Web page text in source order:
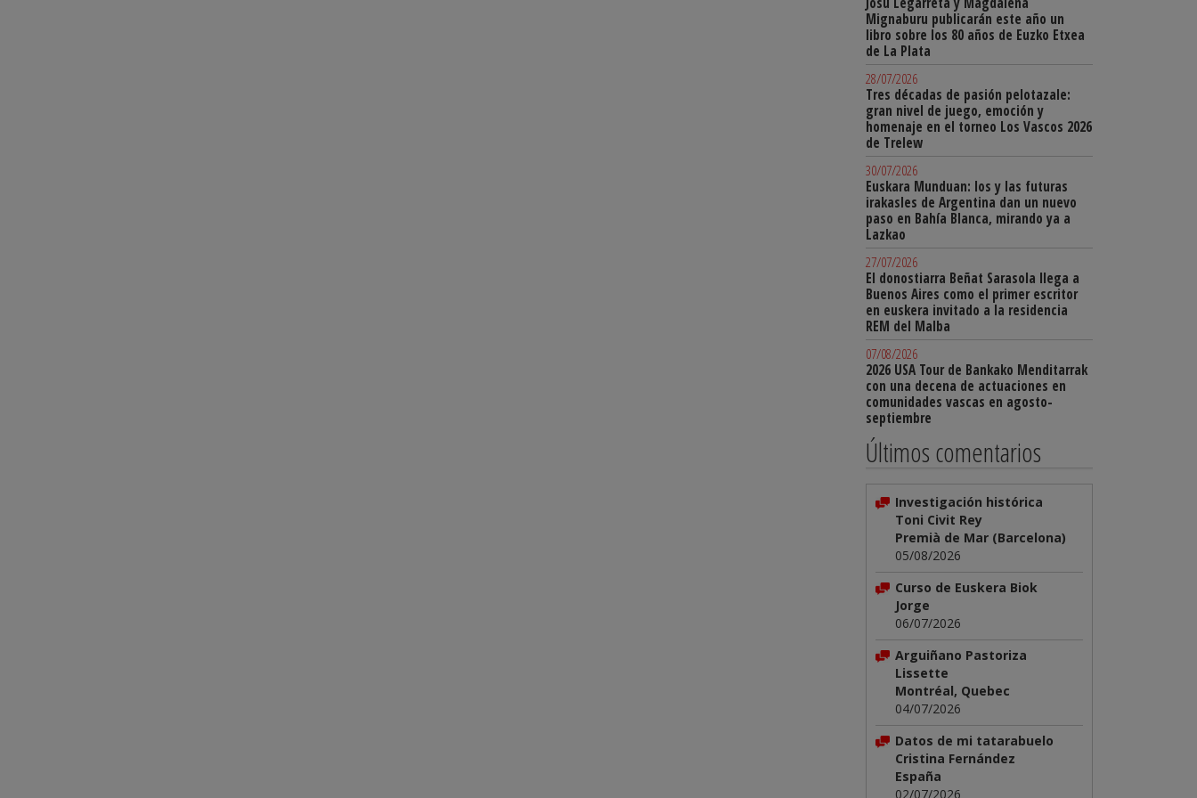
Mignaburu publicarán este año un
libro sobre los 80 años de Euzko Etxea
de La Plata
28/07/2026
Tres décadas de pasión pelotazale:
gran nivel de juego, emoción y
homenaje en el torneo Los Vascos 2026
de Trelew
30/07/2026
Euskara Munduan: los y las futuras
irakasles de Argentina dan un nuevo
paso en Bahía Blanca, mirando ya a
Lazkao
27/07/2026
El donostiarra Beñat Sarasola llega a
Buenos Aires como el primer escritor
en euskera invitado a la residencia
REM del Malba
07/08/2026
2026 USA Tour de Bankako Menditarrak
con una decena de actuaciones en
comunidades vascas en agosto-
septiembre
Últimos comentarios
Investigación histórica
Toni Civit Rey
Premià de Mar (Barcelona)
05/08/2026
Curso de Euskera Biok
Jorge
06/07/2026
Arguiñano Pastoriza
Lissette
Montréal, Quebec
04/07/2026
Datos de mi tatarabuelo
Cristina Fernández
España
02/07/2026